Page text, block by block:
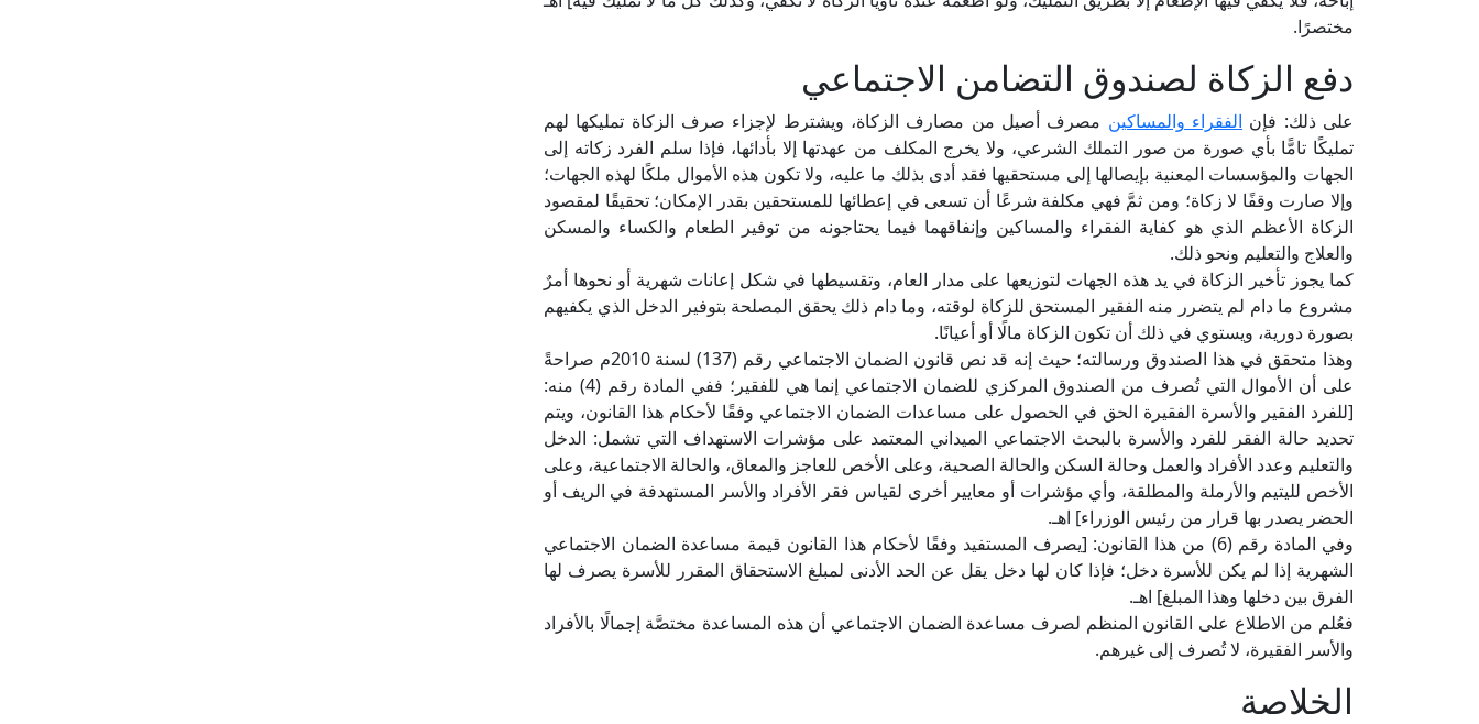
مختصرًا.
دفع الزكاة لصندوق التضامن الاجتماعي
على ذلك: فإن الفقراء والمساكين مصرف أصيل من مصارف الزكاة، ويشترط لإجزاء صرف الزكاة تمليكها لهم
تمليكًا تامًّا بأي صورة من صور التملك الشرعي، ولا يخرج المكلف من عهدتها إلا بأدائها، فإذا سلم الفرد زكاته إلى
الجهات والمؤسسات المعنية بإيصالها إلى مستحقيها فقد أدى بذلك ما عليه، ولا تكون هذه الأموال ملكًا لهذه الجهات؛
وإلا صارت وقفًا لا زكاة؛ ومن ثمَّ فهي مكلفة شرعًا أن تسعى في إعطائها للمستحقين بقدر الإمكان؛ تحقيقًا لمقصود
الزكاة الأعظم الذي هو كفاية الفقراء والمساكين وإنفاقهما فيما يحتاجونه من توفير الطعام والكساء والمسكن
والعلاج والتعليم ونحو ذلك.
كما يجوز تأخير الزكاة في يد هذه الجهات لتوزيعها على مدار العام، وتقسيطها في شكل إعانات شهرية أو نحوها أمرٌ
مشروع ما دام لم يتضرر منه الفقير المستحق للزكاة لوقته، وما دام ذلك يحقق المصلحة بتوفير الدخل الذي يكفيهم
بصورة دورية، ويستوي في ذلك أن تكون الزكاة مالًا أو أعيانًا.
وهذا متحقق في هذا الصندوق ورسالته؛ حيث إنه قد نص قانون الضمان الاجتماعي رقم (137) لسنة 2010م صراحةً
على أن الأموال التي تُصرف من الصندوق المركزي للضمان الاجتماعي إنما هي للفقير؛ ففي المادة رقم (4) منه:
[للفرد الفقير والأسرة الفقيرة الحق في الحصول على مساعدات الضمان الاجتماعي وفقًا لأحكام هذا القانون، ويتم
تحديد حالة الفقر للفرد والأسرة بالبحث الاجتماعي الميداني المعتمد على مؤشرات الاستهداف التي تشمل: الدخل
والتعليم وعدد الأفراد والعمل وحالة السكن والحالة الصحية، وعلى الأخص للعاجز والمعاق، والحالة الاجتماعية، وعلى
الأخص لليتيم والأرملة والمطلقة، وأي مؤشرات أو معايير أخرى لقياس فقر الأفراد والأسر المستهدفة في الريف أو
الحضر يصدر بها قرار من رئيس الوزراء] اهـ.
وفي المادة رقم (6) من هذا القانون: [يصرف المستفيد وفقًا لأحكام هذا القانون قيمة مساعدة الضمان الاجتماعي
الشهرية إذا لم يكن للأسرة دخل؛ فإذا كان لها دخل يقل عن الحد الأدنى لمبلغ الاستحقاق المقرر للأسرة يصرف لها
الفرق بين دخلها وهذا المبلغ] اهـ.
فعُلم من الاطلاع على القانون المنظم لصرف مساعدة الضمان الاجتماعي أن هذه المساعدة مختصَّة إجمالًا بالأفراد
والأسر الفقيرة، لا تُصرف إلى غيرهم.
الخلاصة